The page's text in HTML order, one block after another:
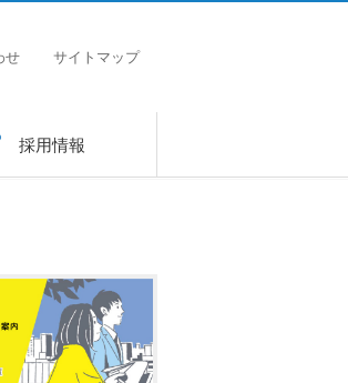
せ サイトマップ
採用情報